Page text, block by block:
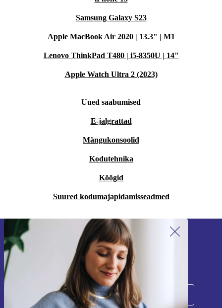
Samsung Galaxy S23
Apple MacBook Air 2020 | 13.3" | M1
Lenovo ThinkPad T480 | i5-8350U | 14"
Apple Watch Ultra 2 (2023)
Uued saabumised
E-jalgrattad
Mängukonsoolid
Kodutehnika
Köögid
Suured kodumajapidamisseadmed
Liitu meie uudiskirjaga!
Ära jäta enam ühtegi pakkumist vahele.